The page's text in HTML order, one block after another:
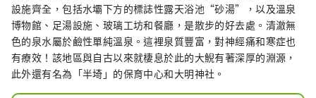
設施齊全，包括水壩下方的標誌性露天浴池“砂湯”，以及溫泉
博物館、足湯設施、玻璃工坊和餐廳，是散步的好去處。清澈無
色的泉水屬於鹼性單純溫泉。這裡泉質豐富，對神經痛和寒症也
有療效！該地區與自古以來就棲息於此的大鯢有著深厚的淵源，
此外還有名為「半埼」的保育中心和大明神社。